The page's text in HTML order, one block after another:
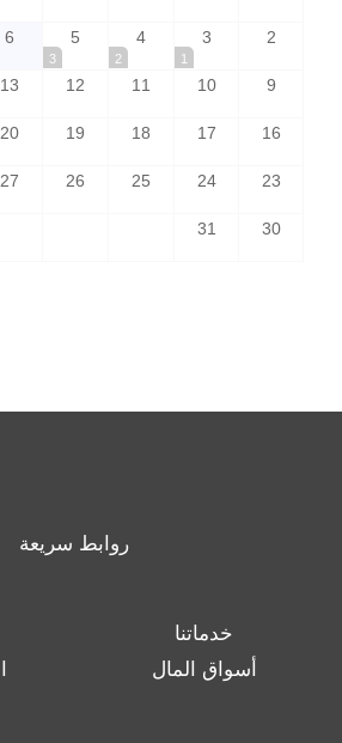
2
3
1
4
2
5
3
6
9
10
11
12
13
16
17
18
19
20
23
24
25
26
27
30
31
روابط سريعة
خدماتنا
أسواق المال